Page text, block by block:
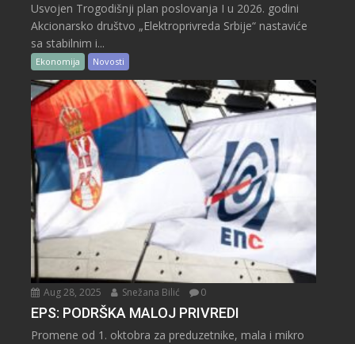
Usvojen Trogodišnji plan poslovanja I u 2026. godini
Akcionarsko društvo „Elektroprivreda Srbije“ nastaviće
sa stabilnim i...
Ekonomija Novosti
Aug 28, 2025 Snežana Bilić 0
EPS: PODRŠKA MALOJ PRIVREDI
Promene od 1. oktobra za preduzetnike, mala i mikro